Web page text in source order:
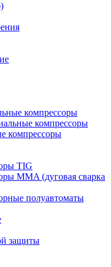
компрессоры
компрессоры
компрессоры
TIG
MMA (дуговая сварка
полуавтоматы
защиты